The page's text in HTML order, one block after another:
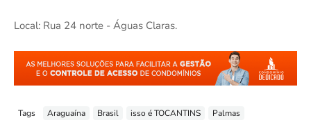
Local: Rua 24 norte - Águas Claras.
Tags Araguaína Brasil isso é TOCANTINS Palmas